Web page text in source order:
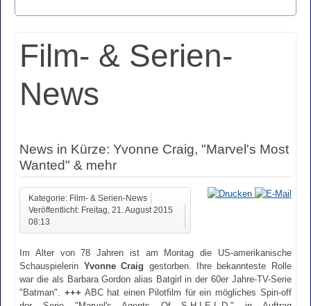
Film- & Serien-
News
News in Kürze: Yvonne Craig, "Marvel's Most
Wanted" & mehr
Kategorie: Film- & Serien-News
Veröffentlicht: Freitag, 21. August 2015
08:13
Im Alter von 78 Jahren ist am Montag die US-amerikanische
Schauspielerin Yvonne Craig gestorben. Ihre bekannteste Rolle
war die als Barbara Gordon alias Batgirl in der 60er Jahre-TV-Serie
"Batman". +++ ABC hat einen Pilotfilm für ein mögliches Spin-off